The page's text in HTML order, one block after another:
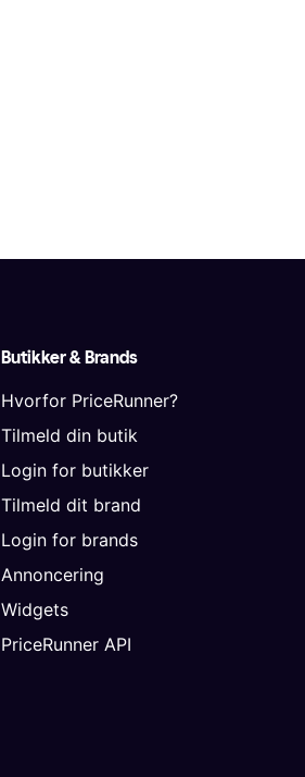
Butikker & Brands
Hvorfor PriceRunner?
Tilmeld din butik
Login for butikker
Tilmeld dit brand
Login for brands
Annoncering
Widgets
PriceRunner API